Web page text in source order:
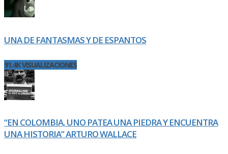
UNA DE FANTASMAS Y DE ESPANTOS
91.4K VISUALIZACIONES
“EN COLOMBIA, UNO PATEA UNA PIEDRA Y ENCUENTRA
UNA HISTORIA” ARTURO WALLACE